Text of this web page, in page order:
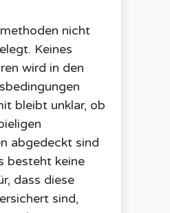
nicht
Keines
wird in den
bleibt unklar, ob
abgedeckt sind
besteht keine
dass diese
sind,